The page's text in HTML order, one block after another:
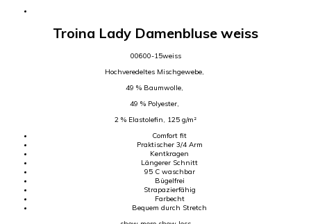
Troina Lady Damenbluse weiss
00600-15weiss
Hochveredeltes Mischgewebe,
49 % Baumwolle,
49 % Polyester,
2 % Elastolefin, 125 g/m²
Comfort fit
Praktischer 3/4 Arm
Kentkragen
Längerer Schnitt
95 C waschbar
Bügelfrei
Strapazierfähig
Farbecht
Bequem durch Stretch